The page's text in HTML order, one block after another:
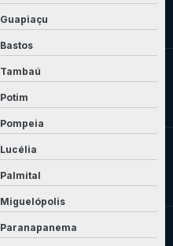
Guapiaçu
Bastos
Tambaú
Potim
Pompeia
Lucélia
Palmital
Miguelópolis
Paranapanema